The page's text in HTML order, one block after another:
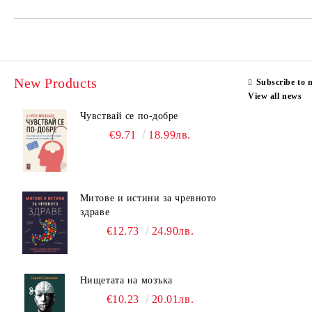
New Products
Чувствай се по-добре
€9.71 18.99лв.
Митове и истини за чревното
здраве
€12.73 24.90лв.
Нищетата на мозъка
€10.23 20.01лв.
Subscribe to
View all news